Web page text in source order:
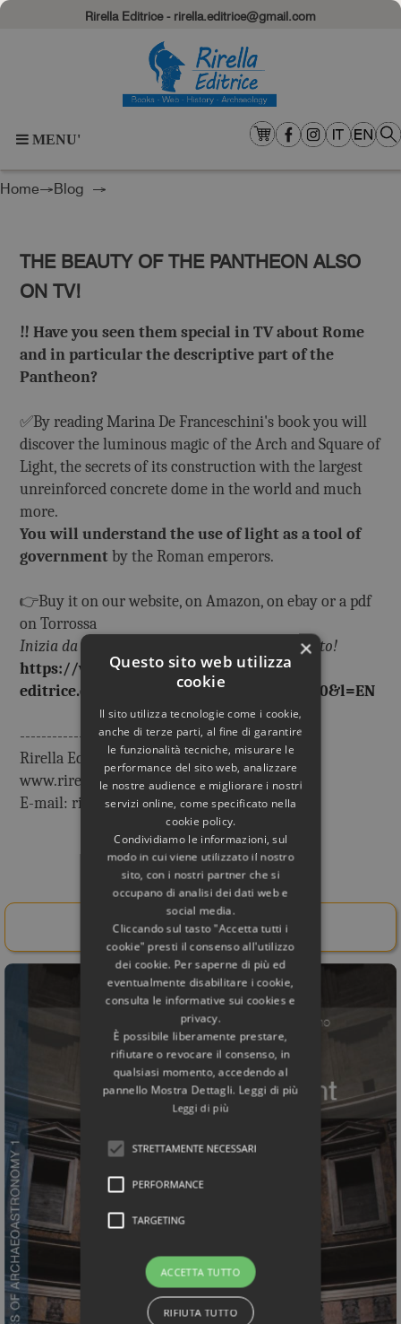
Rirella Editrice - rirella.editrice@gmail.com
MENU'
Home→Blog →
THE BEAUTY OF THE PANTHEON ALSO
ON TV!
‼ Have you seen them special in TV about Rome
and in particular the descriptive part of the
Pantheon?
✅By reading Marina De Franceschini's book you will
discover the luminous magic of the Arch and Square of
Light, the secrets of its construction with the largest
unreinforced concrete dome in the world and much
more.
You will understand the use of light as a tool of
government by the Roman emperors.
👉Buy it on our website, on Amazon, on ebay or a pdf
on Torrossa
Inizia da qui, troverai tutti i percorsi d'acquisto!
https://www.rirella-
editrice.com/schedashop.aspx?idArt=2890&l=EN
------------
Rirella Editrice
www.rirella-editrice.com
E-mail: rirella.editrice@gmail.com
Related Books
Buy Here!
×
Questo sito web utilizza
cookie
Il sito utilizza tecnologie come i cookie,
anche di terze parti, al fine di garantire
le funzionalità tecniche, misurare le
performance del sito web, analizzare
le nostre audience e migliorare i nostri
servizi online, come specificato nella
cookie policy.
Condividiamo le informazioni, sul
modo in cui viene utilizzato il nostro
sito, con i nostri partner che si
occupano di analisi dei dati web e
social media.
Cliccando sul tasto "Accetta tutti i
cookie" presti il consenso all'utilizzo
dei cookie. Per saperne di più ed
eventualmente disabilitare i cookie,
consulta le informative sui cookies e
privacy.
È possibile liberamente prestare,
rifiutare o revocare il consenso, in
qualsiasi momento, accedendo al
pannello Mostra Dettagli. Leggi di più
Leggi di più
STRETTAMENTE NECESSARI
PERFORMANCE
TARGETING
ACCETTA TUTTO
RIFIUTA TUTTO